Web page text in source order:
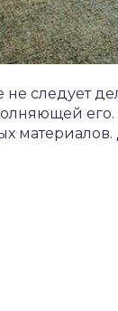
следует